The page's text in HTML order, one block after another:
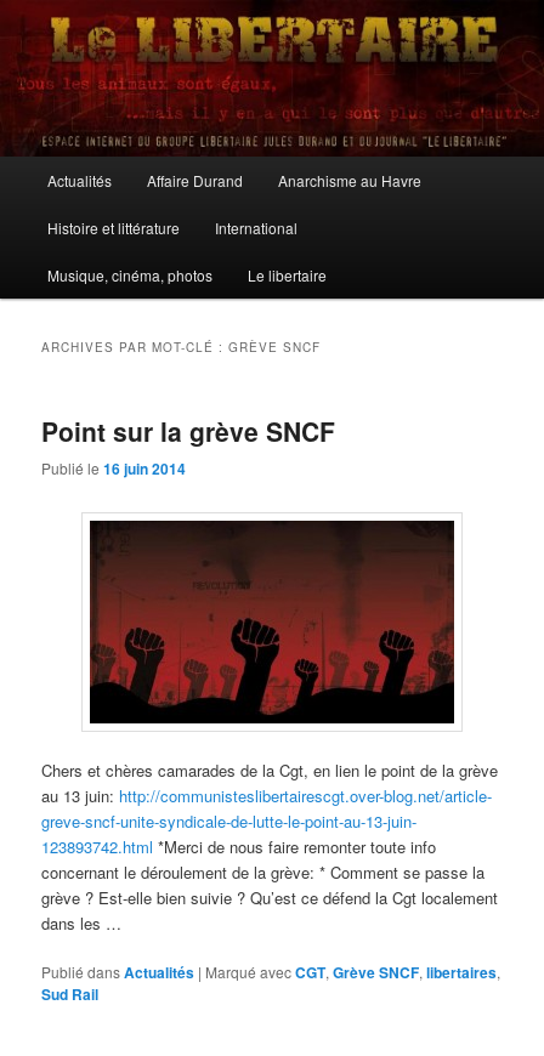
Aller
contenu
principal
Aller
contenu
secondaire
Le Libertaire
principal
Actualités Affaire Durand Anarchisme au Havre
Histoire et littérature International
Musique, cinéma, photos Le libertaire
ARCHIVES PAR MOT-CLÉ :GRÈVE SNCF
Point sur la grève SNCF
Publié le16 juin 2014
Chers et chères camarades de la Cgt, en lien le point de la grève
au 13 juin: http://communisteslibertairescgt.over-blog.net/article-
greve-sncf-unite-syndicale-de-lutte-le-point-au-13-juin-
123893742.html *Merci de nous faire remonter toute info
concernant le déroulement de la grève: * Comment se passe la
grève ? Est-elle bien suivie ? Qu’est ce défend la Cgt localement
dans les …
Publié dansActualités | Marqué avecCGT,Grève SNCF,libertaires,
Sud Rail